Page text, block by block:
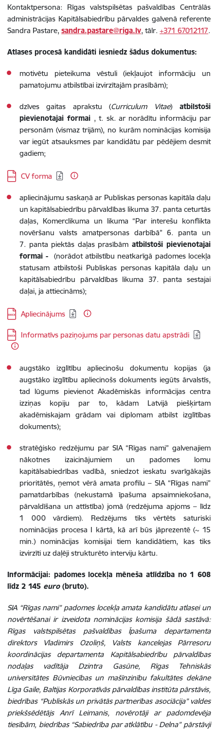
Kontaktpersona: Rīgas valstspilsētas pašvaldības Centrālās
administrācijas Kapitālsabiedrību pārvaldes galvenā referente
Sandra Pastare, sandra.pastare@riga.lv, tālr. +371 67012117.
Atlases procesā kandidāti iesniedz šādus dokumentus:
motivētu pieteikuma vēstuli (iekļaujot informāciju un
pamatojumu atbilstībai izvirzītajām prasībām);
dzīves gaitas aprakstu (Curriculum Vitae)atbilstoši
pievienotajai formai , t. sk. ar norādītu informāciju par
personām (vismaz trijām), no kurām nominācijas komisija
var iegūt atsauksmes par kandidātu par pēdējiem desmit
gadiem;
Lejupielādēt:
CV forma
apliecinājumu saskaņā ar Publiskas personas kapitāla daļu
un kapitālsabiedrību pārvaldības likuma 37. panta ceturtās
daļas, Komerclikuma un likuma “Par interešu konflikta
novēršanu valsts amatpersonas darbībā” 6. panta un
7. panta piektās daļas prasībām atbilstoši pievienotajai
formai -
(norādot atbilstību neatkarīgā padomes locekļa
statusam atbilstoši Publiskas personas kapitāla daļu un
kapitālsabiedrību pārvaldības likuma 37. panta sestajai
daļai, ja attiecināms);
Lejupielādēt:
Apliecinājums
Lejupielādēt:
Informatīvs paziņojums par personas datu apstrādi
augstāko izglītību apliecinošu dokumentu kopijas (ja
augstāko izglītību apliecinošs dokuments iegūts ārvalstīs,
tad lūgums pievienot Akadēmiskās informācijas centra
izziņas kopiju par to, kādam Latvijā piešķirtam
akadēmiskajam grādam vai diplomam atbilst izglītības
dokuments);
stratēģisko redzējumu par SIA “Rīgas nami” galvenajiem
nākotnes izaicinājumiem un padomes lomu
kapitālsabiedrības vadībā, sniedzot ieskatu svarīgākajās
prioritātēs, ņemot vērā amata profilu – SIA “Rīgas nami”
pamatdarbības (nekustamā īpašuma apsaimniekošana,
pārvaldīšana un attīstība) jomā (redzējuma apjoms – līdz
1 000 vārdiem). Redzējums tiks vērtēts saturiski
nominācijas procesa I kārtā, kā arī būs jāprezentē (~ 15
min.) nominācijas komisijai tiem kandidātiem, kas tiks
izvirzīti uz daļēji strukturēto interviju kārtu.
Informācijai: padomes locekļa mēneša atlīdzība no 1 608
līdz 2 145 euro(bruto).
SIA “Rīgas nami” padomes locekļa amata kandidātu atlasei un
novērtēšanai ir izveidota nominācijas komisija šādā sastāvā:
Rīgas valstspilsētas pašvaldības Īpašuma departamenta
direktors Vladimirs Ozoliņš, Valsts kancelejas Pārresoru
koordinācijas departamenta Kapitālsabiedrību pārvaldības
nodaļas vadītāja Dzintra Gasūne, Rīgas Tehniskās
universitātes Būvniecības un mašīnzinību fakultātes dekāne
Līga Gaile, Baltijas Korporatīvās pārvaldības institūta pārstāvis,
biedrības “Publiskās un privātās partnerības asociācija” valdes
priekšsēdētājs Anrī Leimanis, novērotāji ar padomdevēja
tiesībām, biedrības “Sabiedrība par atklātību - Delna” pārstāvji